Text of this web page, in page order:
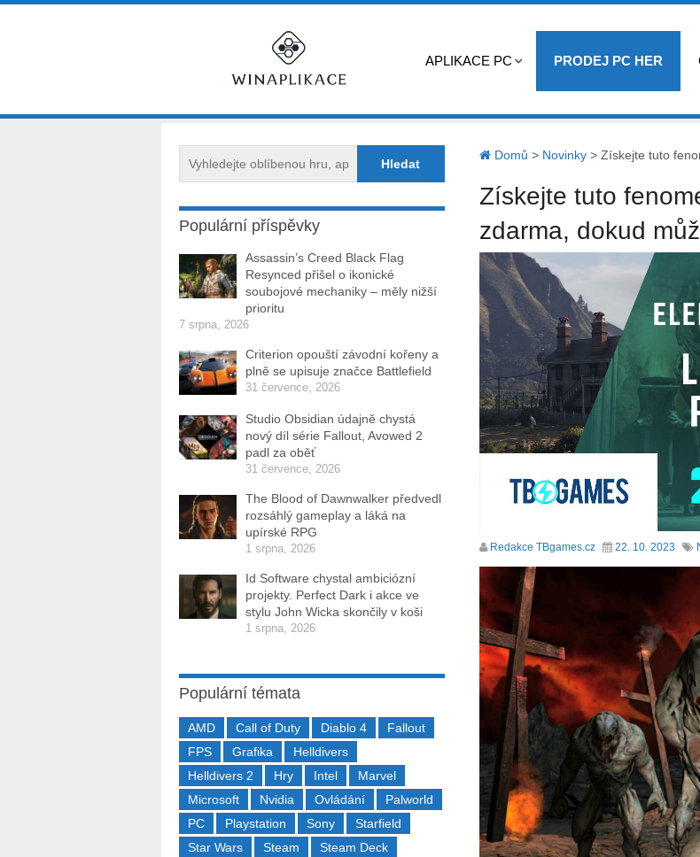
APLIKACE PC PRODEJ PC HER
Domů > Novinky> Získejte tuto
Získejte tuto
zdarma, dokud
Redakce TBgames.cz 22. 10. 2023
Populární příspěvky
Assassin’s Creed Black Flag
Resynced přišel o ikonické
soubojové mechaniky – měly nižší
prioritu
7 srpna, 2026
Criterion opouští závodní kořeny a
plně se upisuje značce Battlefield
31 července, 2026
Studio Obsidian údajně chystá
nový díl série Fallout, Avowed 2
padl za oběť
31 července, 2026
The Blood of Dawnwalker předvedl
rozsáhlý gameplay a láká na
upírské RPG
1 srpna, 2026
Id Software chystal ambiciózní
projekty. Perfect Dark i akce ve
stylu John Wicka skončily v koši
1 srpna, 2026
Populární témata
AMD Call of Duty Diablo 4
Fallout
FPS
Grafika
Helldivers
Helldivers 2
Hry Intel
Marvel
Microsoft
Nvidia Ovládání
Palworld
PC
Playstation Sony
Starfield
Star Wars
Steam
Steam Deck